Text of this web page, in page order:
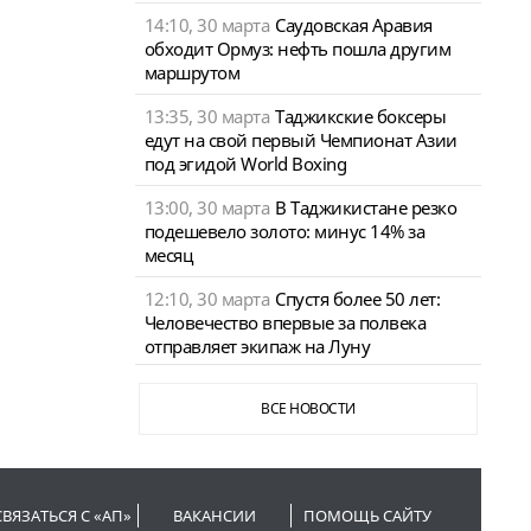
14:10, 30 марта Саудовская Аравия
обходит Ормуз: нефть пошла другим
маршрутом
13:35, 30 марта Таджикские боксеры
едут на свой первый Чемпионат Азии
под эгидой World Boxing
13:00, 30 марта В Таджикистане резко
подешевело золото: минус 14% за
месяц
12:10, 30 марта Спустя более 50 лет:
Человечество впервые за полвека
отправляет экипаж на Луну
ВСЕ НОВОСТИ
С «АП» ВАКАНСИИ ПОМОЩЬ САЙТУ